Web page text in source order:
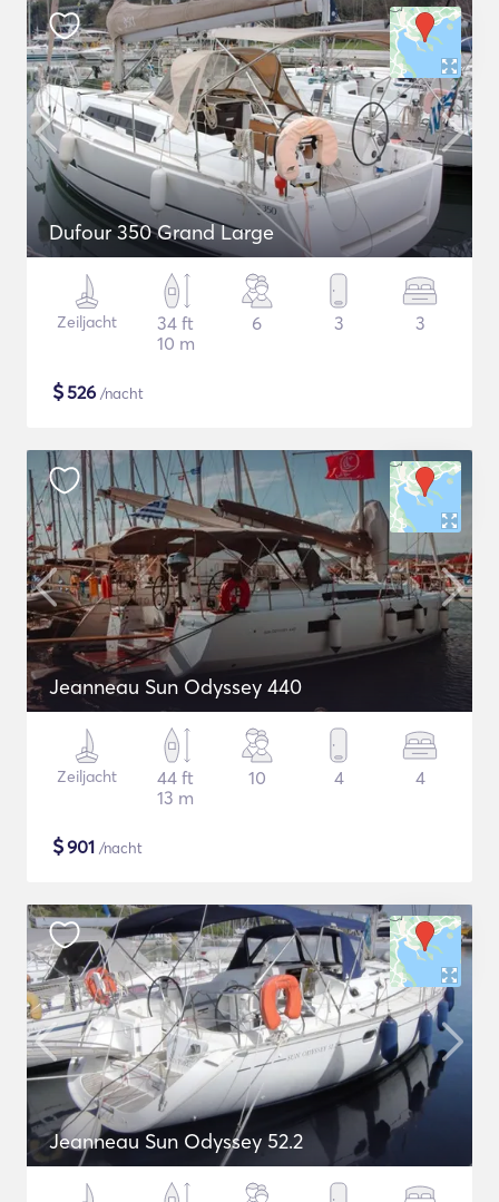
Dufour 350 Grand Large
Zeiljacht
34 ft
10 m
6 3 3
$526 /nacht
Jeanneau Sun Odyssey 440
Zeiljacht
44 ft
13 m
10 4 4
$901 /nacht
Jeanneau Sun Odyssey 52.2